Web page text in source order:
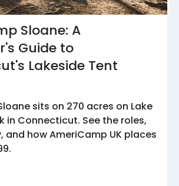
Sloane: A
Guide to
Lakeside Tent
sits on 270 acres on Lake
in Connecticut. See the roles,
and how AmeriCamp UK places